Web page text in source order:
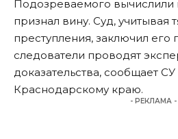
Подозреваемого вычислили
признал вину. Суд, учитывая
преступления, заключил его
следователи проводят
доказательства, сообщает СУ
Краснодарскому краю.
- РЕКЛАМА -